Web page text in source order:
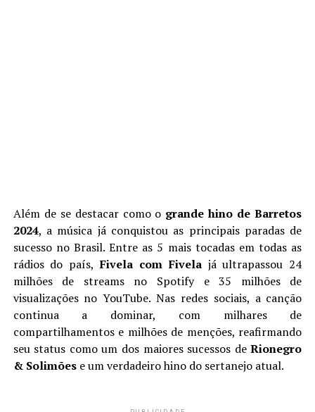
Além de se destacar como o grande hino de Barretos
2024, a música já conquistou as principais paradas de
sucesso no Brasil. Entre as 5 mais tocadas em todas as
rádios do país,Fivela com Fivelajá ultrapassou 24
milhões de streams no Spotify e 35 milhões de
visualizações no YouTube. Nas redes sociais, a canção
continua a dominar, com milhares de
compartilhamentos e milhões de menções, reafirmando
seu status como um dos maiores sucessos deRionegro
& Solimõese um verdadeiro hino do sertanejo atual.